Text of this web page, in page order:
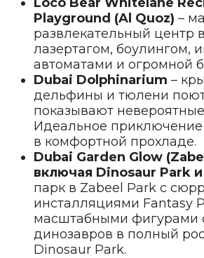
Playground (Al Quoz) –
развлекательный центр
лазертагом, боулингом,
автоматами и огромной
Dubai Dolphinarium –
дельфины и тюлени
показывают
Идеальное
в комфортной прохладе.
Dubai Garden Glow
включая Dinosaur Park
парк в Zabeel Park с
инсталляциями Fantasy
масштабными фигурами
динозавров в полный
Dinosaur Park.